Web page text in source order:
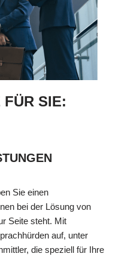
FÜR SIE:
Sie einen
bei der Lösung von
Seite steht. Mit
auf, unter
die speziell für Ihre